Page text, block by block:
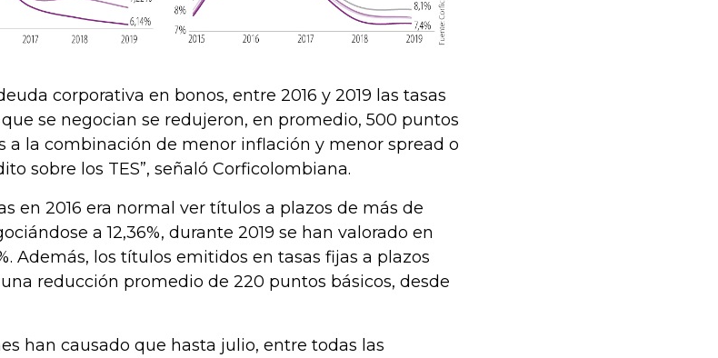
corporativa en bonos, entre 2016 y 2019 las tasas
se negocian se redujeron, en promedio, 500 puntos
a la combinación de menor inflación y menor spread o
sobre los TES”, señaló Corficolombiana.
en 2016 era normal ver títulos a plazos de más de
a 12,36%, durante 2019 se han valorado en
Además, los títulos emitidos en tasas fijas a plazos
reducción promedio de 220 puntos básicos, desde
han causado que hasta julio, entre todas las